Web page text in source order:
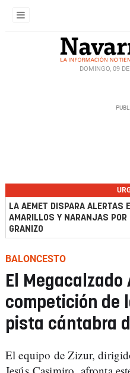
DOMINGO, 09
LA AEMET DISPARA ALERTAS
AMARILLOS Y NARANJAS POR
GRANIZO
BALONCESTO
El
competición de
pista cántabra
El equipo de Zizur,